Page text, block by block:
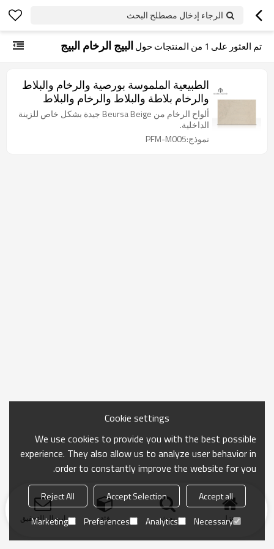
الرجاء إدخال مصطلح البحث
تم العثور على 1 من المنتجات حول البيج الرخام البيج
الطبيعية الملموسة بورصية والرخام والبلاط
والرخام بلاطة والبلاط والرخام والبلاط
والرخام
ألواح الرخام من Beursa Beige جيدة بشكل خاص للزينة
الداخلية.
نموذج:PFM-M005
منزل بحث فئة ارسال التحقيق
Cookie settings
We use cookies to provide you with the best possible
experience. They also allow us to analyze user behavior in
order to constantly improve the website for you.
Accept all
Accept Selection
Reject All
Necessary
Analytics
Preferences
Marketing